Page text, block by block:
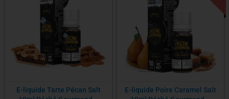
Contenance
Nicotine
E-liquide Tarte Pécan Salt
E-liquide Poire Caramel Salt